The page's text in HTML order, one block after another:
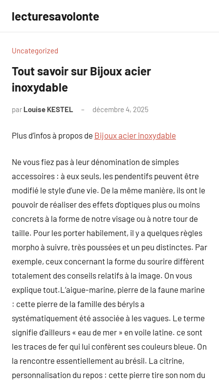
contenu
lecturesavolonte
Uncategorized
Tout savoir sur Bijoux acier
inoxydable
par Louise KESTEL décembre 4, 2025
Plus d’infos à propos de Bijoux acier inoxydable
Ne vous fiez pas à leur dénomination de simples
accessoires : à eux seuls, les pendentifs peuvent être
modifié le style d’une vie. De la même manière, ils ont le
pouvoir de réaliser des effets d’optiques plus ou moins
concrets à la forme de notre visage ou à notre tour de
taille. Pour les porter habilement, il y a quelques règles
morpho à suivre, très poussées et un peu distinctes. Par
exemple, ceux concernant la forme du sourire diffèrent
totalement des conseils relatifs à la image. On vous
explique tout.L’aigue-marine, pierre de la faune marine
: cette pierre de la famille des béryls a
systématiquement été associée à les vagues. Le terme
signifie d’ailleurs « eau de mer » en voile latine. ce sont
les traces de fer qui lui confèrent ses couleurs bleue. On
la rencontre essentiellement au brésil. La citrine,
personnalisation du repos : cette pierre tire son nom du